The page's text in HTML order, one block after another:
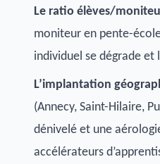
Le ratio élèves/
moniteur en pente-
individuel se dégrade et
L’implantation
(Annecy, Saint-Hilaire,
dénivelé et une
accélérateurs